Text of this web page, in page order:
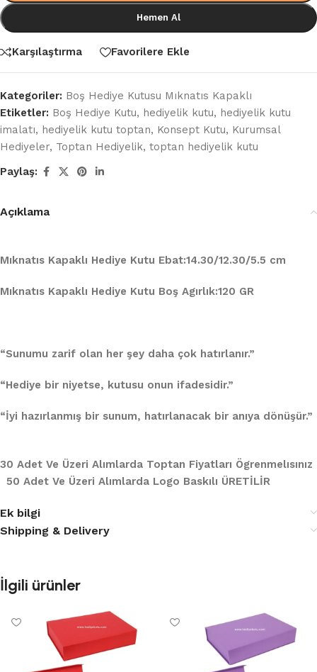
Hemen Al
Karşılaştırma Favorilere Ekle
Kategoriler: Boş Hediye Kutusu Mıknatıs Kapaklı
Etiketler: Boş Hediye Kutu, hediyelik kutu, hediyelik kutu
imalatı, hediyelik kutu toptan, Konsept Kutu, Kurumsal
Hediyeler, Toptan Hediyelik, toptan hediyelik kutu
Paylaş:
Açıklama
Mıknatıs Kapaklı Hediye Kutu Ebat:14.30/12.30/5.5 cm
Mıknatıs Kapaklı Hediye Kutu Boş Agırlık:120 GR
“Sunumu zarif olan her şey daha çok hatırlanır.”
“Hediye bir niyetse, kutusu onun ifadesidir.”
“İyi hazırlanmış bir sunum, hatırlanacak bir anıya dönüşür.”
30 Adet Ve Üzeri Alımlarda Toptan Fiyatları Ögrenmelısınız
50 Adet Ve Üzeri Alımlarda Logo Baskılı ÜRETİLİR
Ek bilgi
Shipping & Delivery
İlgili ürünler